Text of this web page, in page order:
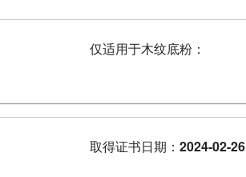
仅适用于木纹底粉：
取得证书日期：2024-02-26